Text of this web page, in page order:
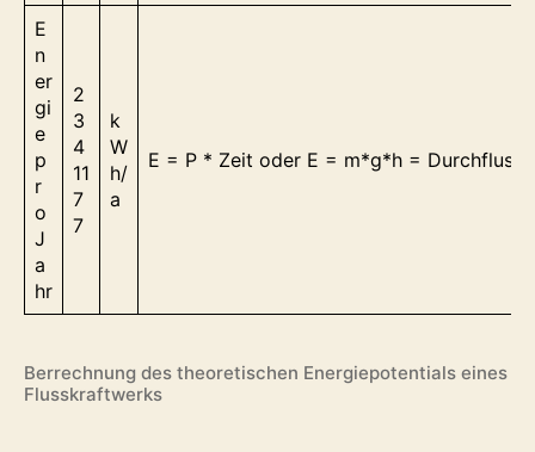
E
n
er
gi
e
p
r
o
J
a
hr
2
3
4
11
7
7
k
W
h/
a
E = P * Zeit oder E = m*g*h =
Berrechnung des theoretischen Energiepotentials eines
Flusskraftwerks